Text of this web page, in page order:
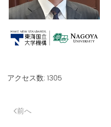
アクセス数: 1305
前へ